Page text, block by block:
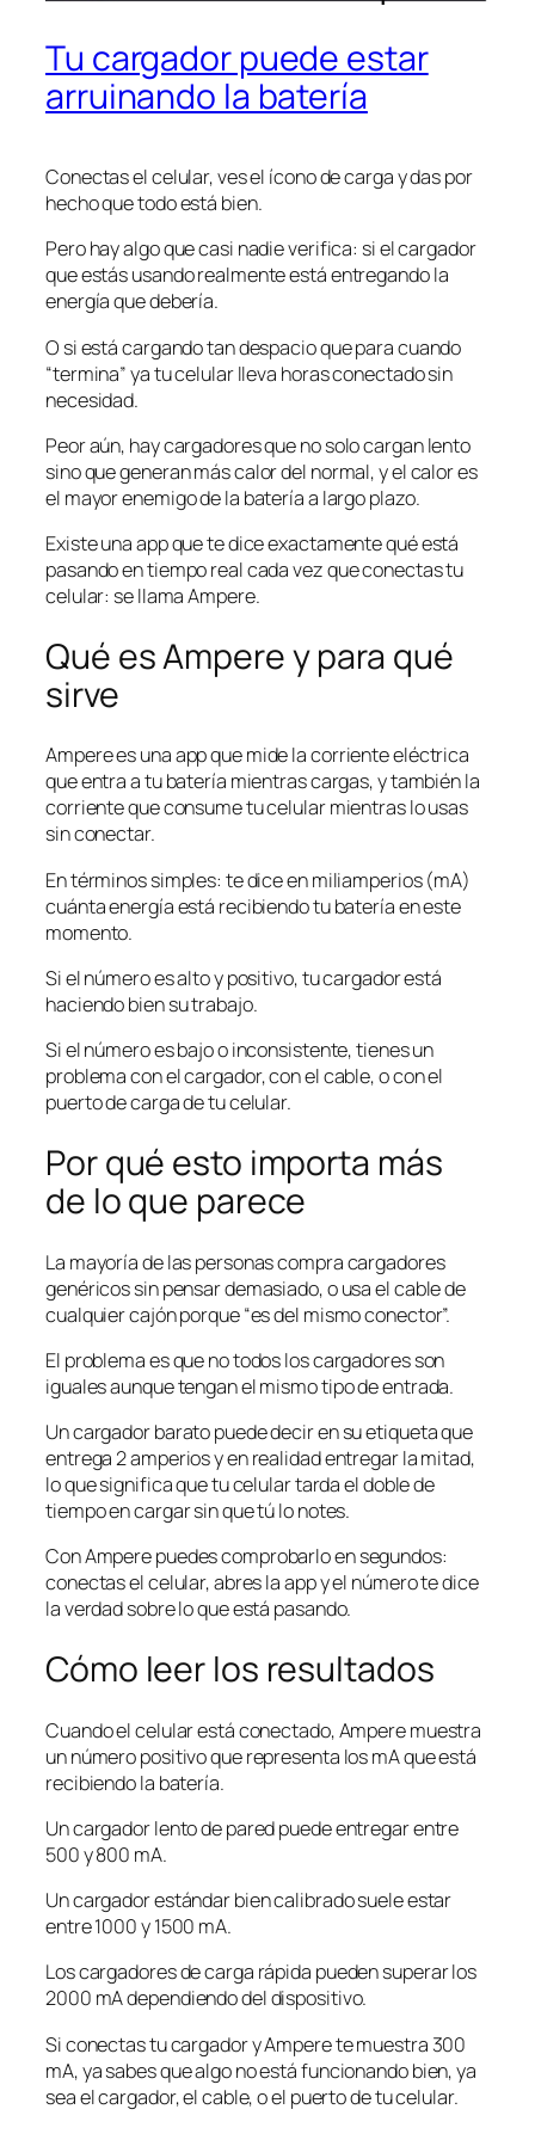
Tu cargador puede estar
arruinando la batería
Conectas el celular, ves el ícono de carga y das por
hecho que todo está bien.
Pero hay algo que casi nadie verifica: si el cargador
que estás usando realmente está entregando la
energía que debería.
O si está cargando tan despacio que para cuando
“termina” ya tu celular lleva horas conectado sin
necesidad.
Peor aún, hay cargadores que no solo cargan lento
sino que generan más calor del normal, y el calor es
el mayor enemigo de la batería a largo plazo.
Existe una app que te dice exactamente qué está
pasando en tiempo real cada vez que conectas tu
celular: se llama Ampere.
Qué es Ampere y para qué
sirve
Ampere es una app que mide la corriente eléctrica
que entra a tu batería mientras cargas, y también la
corriente que consume tu celular mientras lo usas
sin conectar.
En términos simples: te dice en miliamperios (mA)
cuánta energía está recibiendo tu batería en este
momento.
Si el número es alto y positivo, tu cargador está
haciendo bien su trabajo.
Si el número es bajo o inconsistente, tienes un
problema con el cargador, con el cable, o con el
puerto de carga de tu celular.
Por qué esto importa más
de lo que parece
La mayoría de las personas compra cargadores
genéricos sin pensar demasiado, o usa el cable de
cualquier cajón porque “es del mismo conector”.
El problema es que no todos los cargadores son
iguales aunque tengan el mismo tipo de entrada.
Un cargador barato puede decir en su etiqueta que
entrega 2 amperios y en realidad entregar la mitad,
lo que significa que tu celular tarda el doble de
tiempo en cargar sin que tú lo notes.
Con Ampere puedes comprobarlo en segundos:
conectas el celular, abres la app y el número te dice
la verdad sobre lo que está pasando.
Cómo leer los resultados
Cuando el celular está conectado, Ampere muestra
un número positivo que representa los mA que está
recibiendo la batería.
Un cargador lento de pared puede entregar entre
500 y 800 mA.
Un cargador estándar bien calibrado suele estar
entre 1000 y 1500 mA.
Los cargadores de carga rápida pueden superar los
2000 mA dependiendo del dispositivo.
Si conectas tu cargador y Ampere te muestra 300
mA, ya sabes que algo no está funcionando bien, ya
sea el cargador, el cable, o el puerto de tu celular.